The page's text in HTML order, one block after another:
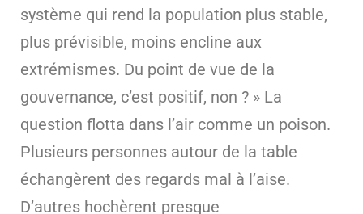
système qui rend la population plus stable,
plus prévisible, moins encline aux
extrémismes. Du point de vue de la
gouvernance, c’est positif, non ? » La
question flotta dans l’air comme un poison.
Plusieurs personnes autour de la table
échangèrent des regards mal à l’aise.
D’autres hochèrent presque